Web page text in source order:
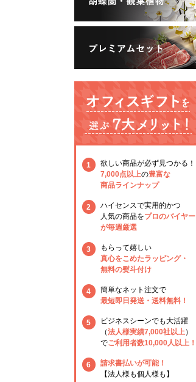
1
欲しい商品が必ず見つかる！
7,000点以上の豊富な
商品ラインナップ
2
ハイセンスで実用的かつ
人気の商品をプロのバイヤー
が毎週厳選
3
もらって嬉しい
真心をこめたラッピング・
無料の熨斗付け
4
簡単なネット注文で
最短即日発送・送料無料！
5
ビジネスシーンでも大活躍
（法人様実績7,000社以上）
でご利用者数10,000人以上！
6
請求書払いが可能！
【法人様も個人様も】